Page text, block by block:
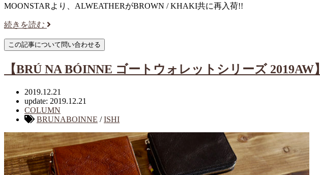
MOONSTARより、ALWEATHERがBROWN / KHAKI共に再入荷!!
続きを読む
【BRÚ NA BÓINNE ゴートウォレットシリーズ 2019AW】
2019.12.21
update: 2019.12.21
COLUMN
BRUNABOINNE /ISHI